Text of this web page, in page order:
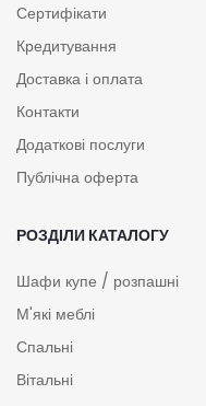
Сертифікати
Кредитування
Доставка і оплата
Контакти
Додаткові послуги
Публічна оферта
РОЗДІЛИ КАТАЛОГУ
Шафи купе / розпашні
М'які меблі
Спальні
Вітальні